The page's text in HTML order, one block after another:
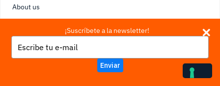
About us
Become a contributor
Work with us
Contact us
¡Suscríbete a la newsletter!
your
email
Enviar